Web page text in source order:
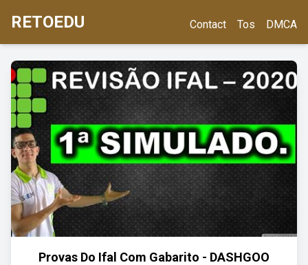
RETOEDU Contact Tos DMCA
Provas Do Ifal Com Gabarito - DASHGOO